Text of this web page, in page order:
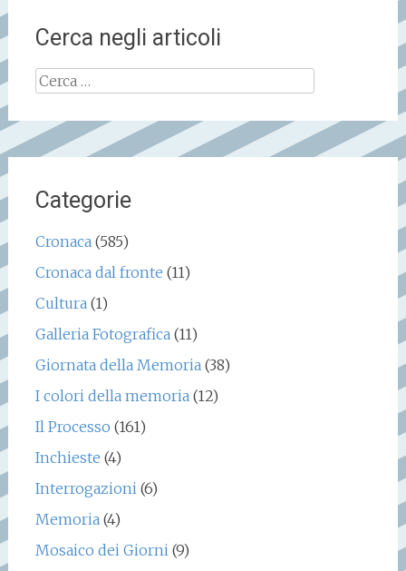
Cerca negli articoli
Ricerca
Categorie
Cronaca(585)
Cronaca dal fronte (11)
Cultura(1)
Galleria Fotografica(11)
Giornata della Memoria(38)
I colori della memoria(12)
Il Processo (161)
Inchieste (4)
Interrogazioni(6)
Memoria(4)
Mosaico dei Giorni(9)